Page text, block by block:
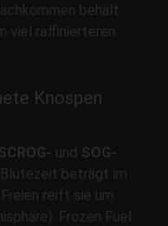
behält
viel raffinierteren
Knospen
SCROG- und SOG-
beträgt im
Freien reift sie um
Frozen Fuel